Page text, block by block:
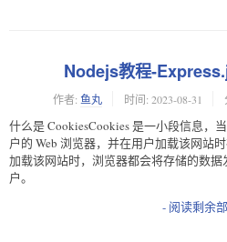
Nodejs教程-
作者: 鱼丸 时间: 2023-08-31
什么是 CookiesCookies 是一小段信息，
户的 Web 浏览器，并在用户加载该网站
加载该网站时，浏览器都会将存储的数
户。
- 阅读剩余